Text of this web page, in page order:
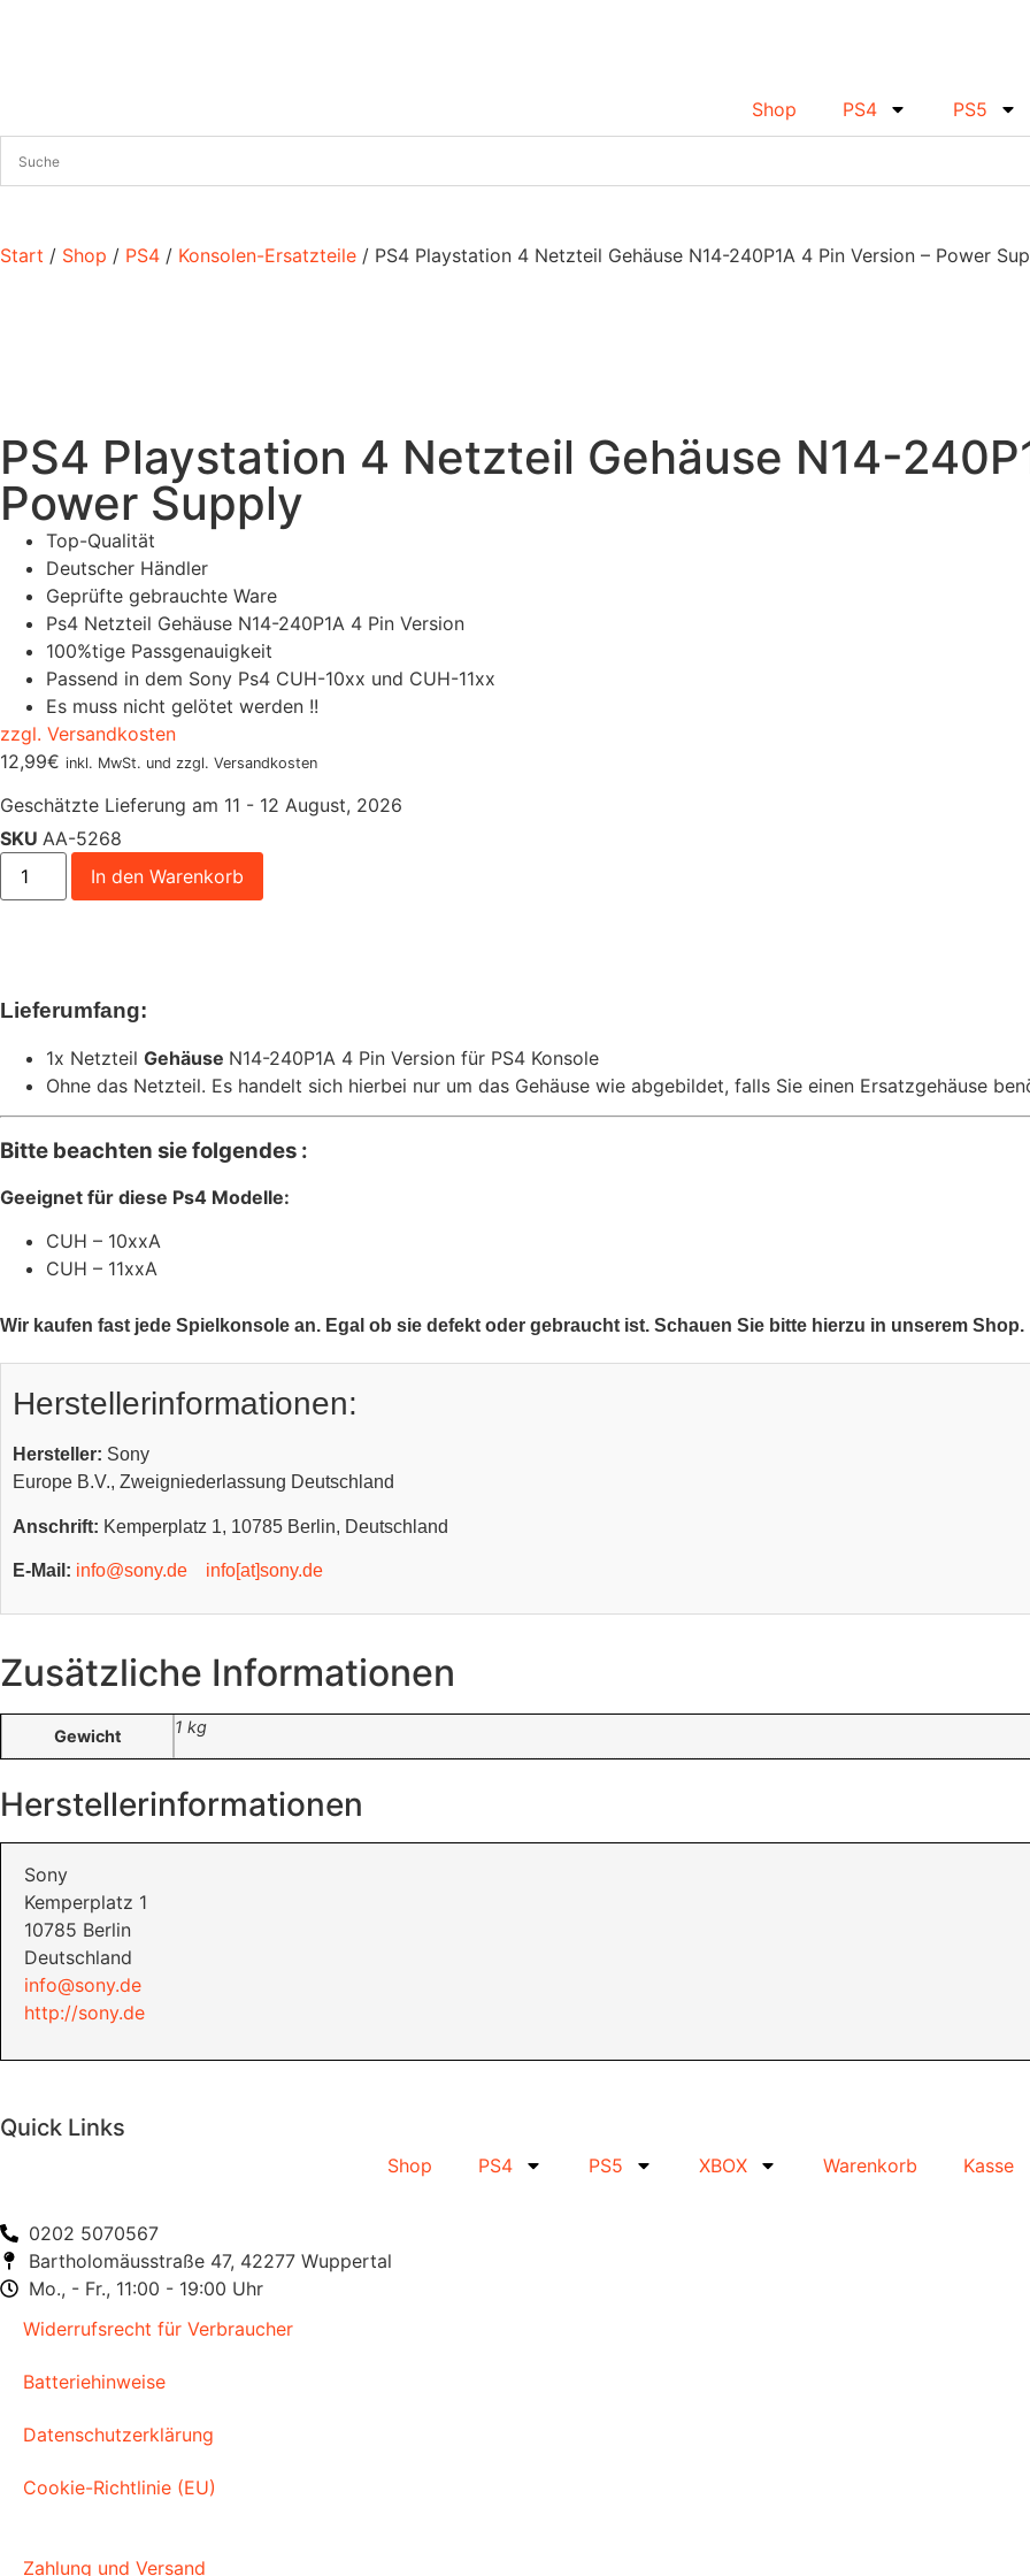
Shop PS4 PS5
Start / Shop / PS4 / Konsolen-Ersatzteile / PS4 Playstation 4 Netzteil Gehäuse N14-240P1A 4 Pin Version – Power
PS4 Playstation 4 Netzteil Gehäuse N14-
Power Supply
Top-Qualität
Deutscher Händler
Geprüfte gebrauchte Ware
Ps4 Netzteil Gehäuse N14-240P1A 4 Pin Version
100%tige Passgenauigkeit
Passend in dem Sony Ps4 CUH-10xx und CUH-11xx
Es muss nicht gelötet werden !!
zzgl. Versandkosten
12,99€ inkl. MwSt. und zzgl. Versandkosten
Geschätzte Lieferung am 11 - 12 August, 2026
SKU AA-5268
In den Warenkorb
Lieferumfang:
1x Netzteil Gehäuse N14-240P1A 4 Pin Version für PS4 Konsole
Ohne das Netzteil. Es handelt sich hierbei nur um das Gehäuse wie abgebildet, falls Sie einen Ersatzgehäuse
Bitte beachten sie folgendes :
Geeignet für diese Ps4 Modelle:
CUH – 10xxA
CUH – 11xxA
Wir kaufen fast jede Spielkonsole an. Egal ob sie defekt oder gebraucht ist. Schauen Sie bitte hierzu in unserem Shop.
Herstellerinformationen:
Hersteller: Sony
Europe B.V., Zweigniederlassung Deutschland
Anschrift: Kemperplatz 1, 10785 Berlin, Deutschland
E-Mail: info@sony.de info[at]sony.de
Zusätzliche Informationen
Gewicht 1 kg
Herstellerinformationen
Sony
Kemperplatz 1
10785 Berlin
Deutschland
info@sony.de
http://sony.de
Quick Links
Shop PS4 PS5 XBOX Warenkorb Kasse
0202 5070567
Bartholomäusstraße 47, 42277 Wuppertal
Mo., - Fr., 11:00 - 19:00 Uhr
Widerrufsrecht für Verbraucher
Batteriehinweise
Datenschutzerklärung
Cookie-Richtlinie (EU)
Zahlung und Versand